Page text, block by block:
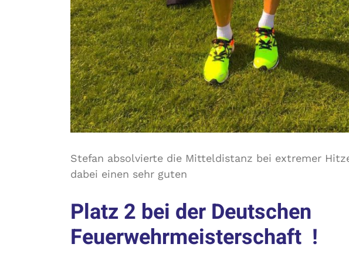
Stefan absolvierte die Mitteldistanz bei extremer
dabei einen sehr guten
Platz 2 bei der Deutschen
Feuerwehrmeisterschaft !